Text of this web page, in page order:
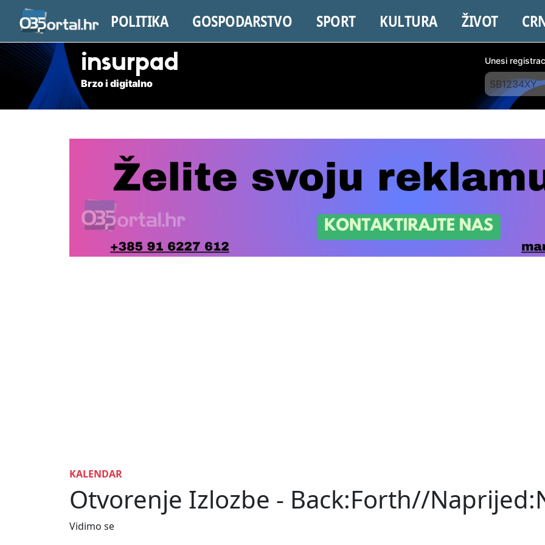
POLITIKA GOSPODARSTVO SPORT KULTURA ŽIVOT
insurpad
Brzo i digitalno
Unesi
KALENDAR
Otvorenje Izlozbe - Back:Forth//
Vidimo se